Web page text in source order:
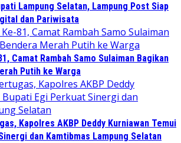
Lampung Selatan, Lampung Post Siap
dan Pariwisata
Camat Rambah Samo Sulaiman Bagikan
Putih ke Warga
Kapolres AKBP Deddy Kurniawan Temui
dan Kamtibmas Lampung Selatan